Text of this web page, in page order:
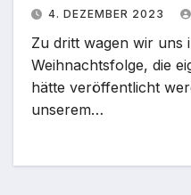
4. DEZEMBER 2023
Zu dritt wagen wir uns
Weihnachtsfolge, die
hätte veröffentlicht
unserem…